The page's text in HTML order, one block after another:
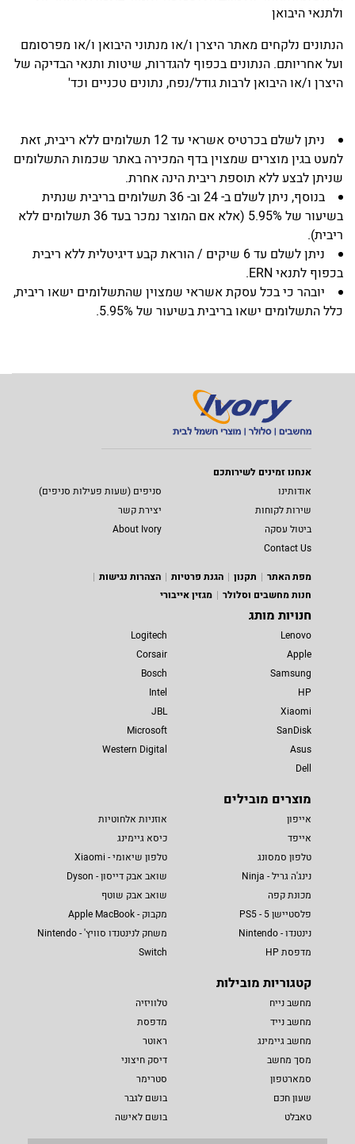
ולתנאי היבואן
הנתונים נלקחים מאתר היצרן ו/או מנתוני היבואן ו/או מפרסומם
ועל אחריותם. הנתונים בכפוף להגדרות, שיטות ותנאי הבדיקה של
היצרן ו/או היבואן לרבות גודל/נפח, נתונים טכניים וכד'
ניתן לשלם בכרטיס אשראי עד 12 תשלומים ללא ריבית, זאת
למעט בגין מוצרים שמצוין בדף המכירה באתר שכמות התשלומים
שניתן לבצע ללא תוספת ריבית הינה אחרת.
בנוסף, ניתן לשלם ב- 24 וב- 36 תשלומים בריבית שנתית
בשיעור של 5.95% (אלא אם המוצר נמכר בעד 36 תשלומים ללא
ריבית).
ניתן לשלם עד 6 שיקים / הוראת קבע דיגיטלית ללא ריבית
בכפוף לתנאי ERN.
יובהר כי בכל עסקת אשראי שמצוין שהתשלומים ישאו ריבית,
כלל התשלומים ישאו בריבית בשיעור של 5.95%.
אנחנו זמינים לשירותכם
אודותינו
סניפים (שעות פעילות סניפים)
שירות לקוחות
יצירת קשר
ביטול עסקה
About Ivory
Contact Us
מפת האתר
תקנון הגנת פרטיות
הצהרות נגישות
חנות מחשבים וסלולר
מגזין אייבורי
חנויות מותג
Lenovo
Apple
Samsung
HP
Xiaomi
SanDisk
Asus
Dell
Logitech
Corsair
Bosch
Intel
JBL
Microsoft
Western Digital
מוצרים מובילים
אייפון
אייפד
טלפון סמסונג
נינג'ה גריל - Ninja
מכונת קפה
פלסטיישן 5 - PS5
נינטנדו - Nintendo
מדפסת HP
אוזניות אלחוטיות
כיסא גיימינג
טלפון שיאומי - Xiaomi
שואב אבק דייסון - Dyson
שואב אבק שוטף
מקבוק - Apple MacBook
משחק לנינטנדו סוויץ' - Nintendo
Switch
קטגוריות מובילות
מחשב נייח
מחשב נייד
מחשב גיימינג
מסך מחשב
סמארטפון
שעון חכם
טאבלט
טלוויזיה
מדפסת
ראוטר
דיסק חיצוני
סטרימר
בושם לגבר
בושם לאישה